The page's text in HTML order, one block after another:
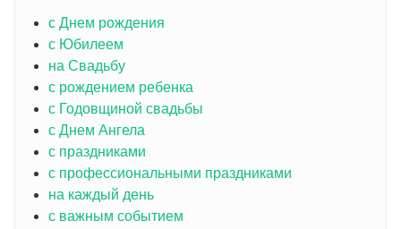
с Днем рождения
с Юбилеем
на Свадьбу
с рождением ребенка
с Годовщиной свадьбы
с Днем Ангела
с праздниками
с профессиональными праздниками
на каждый день
с важным событием